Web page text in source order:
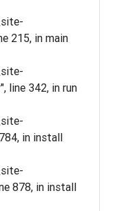
215, in main
line 342, in run
in install
878, in install